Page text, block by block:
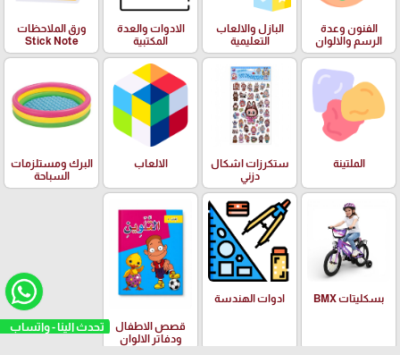
تحدث الينا - واتساب
الفنون وعدة
الرسم والالوان
البازل والالعاب
التعليمية
الادوات والعدة
المكتبية
ورق الملاحظات
Stick Note
الملتينة
ستكرزات اشكال
دزني
الالعاب
البرك ومستلزمات
السباحة
بسكليتات BMX ادوات الهندسة
قصص الاطفال
ودفاتر الالوان